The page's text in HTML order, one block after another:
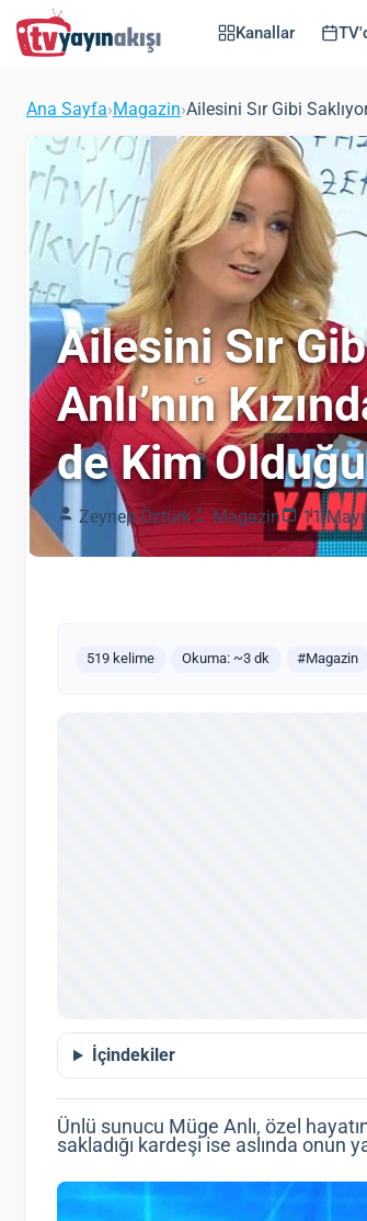
Kanallar
Ana Sayfa›Magazin›Ailesini Sır Gibi
Ailesini Sır
Anlı’nın
de Kim
Zeynep Öztürk Magazin 11
519 kelime Okuma: ~3 dk #Magazin
İçindekiler
Ünlü sunucu Müge Anlı, özel
sakladığı kardeşi ise aslında onun